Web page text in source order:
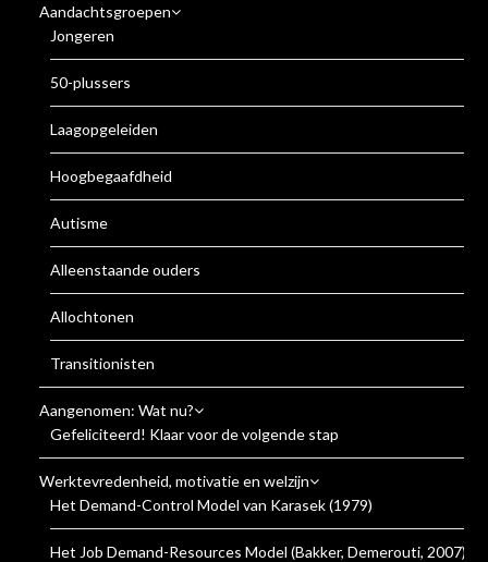
Aandachtsgroepen
Jongeren
50-plussers
Laagopgeleiden
Hoogbegaafdheid
Autisme
Alleenstaande ouders
Allochtonen
Transitionisten
Aangenomen: Wat nu?
Gefeliciteerd! Klaar voor de volgende stap
Werktevredenheid, motivatie en welzijn
Het Demand-Control Model van Karasek (1979)
Het Job Demand-Resources Model (Bakker, Demerouti, 2007)